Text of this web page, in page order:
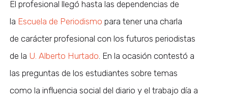
El profesional llegó hasta las dependencias de
la Escuela de Periodismo para tener una charla
de carácter profesional con los futuros periodistas
de la U. Alberto Hurtado. En la ocasión contestó a
las preguntas de los estudiantes sobre temas
como la influencia social del diario y el trabajo día a